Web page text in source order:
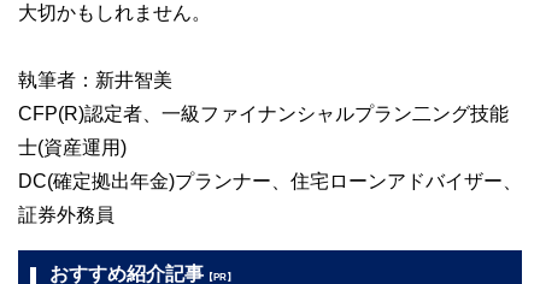
大切かもしれません。
執筆者：新井智美
CFP(R)認定者、一級ファイナンシャルプラン二ング技能
士(資産運用)
DC(確定拠出年金)プランナー、住宅ローンアドバイザー、
証券外務員
おすすめ紹介記事 【PR】